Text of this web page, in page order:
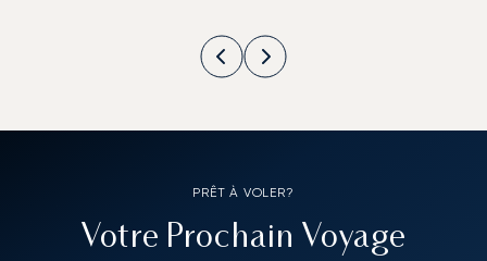
PRÊT À VOLER?
Votre Prochain Voyage